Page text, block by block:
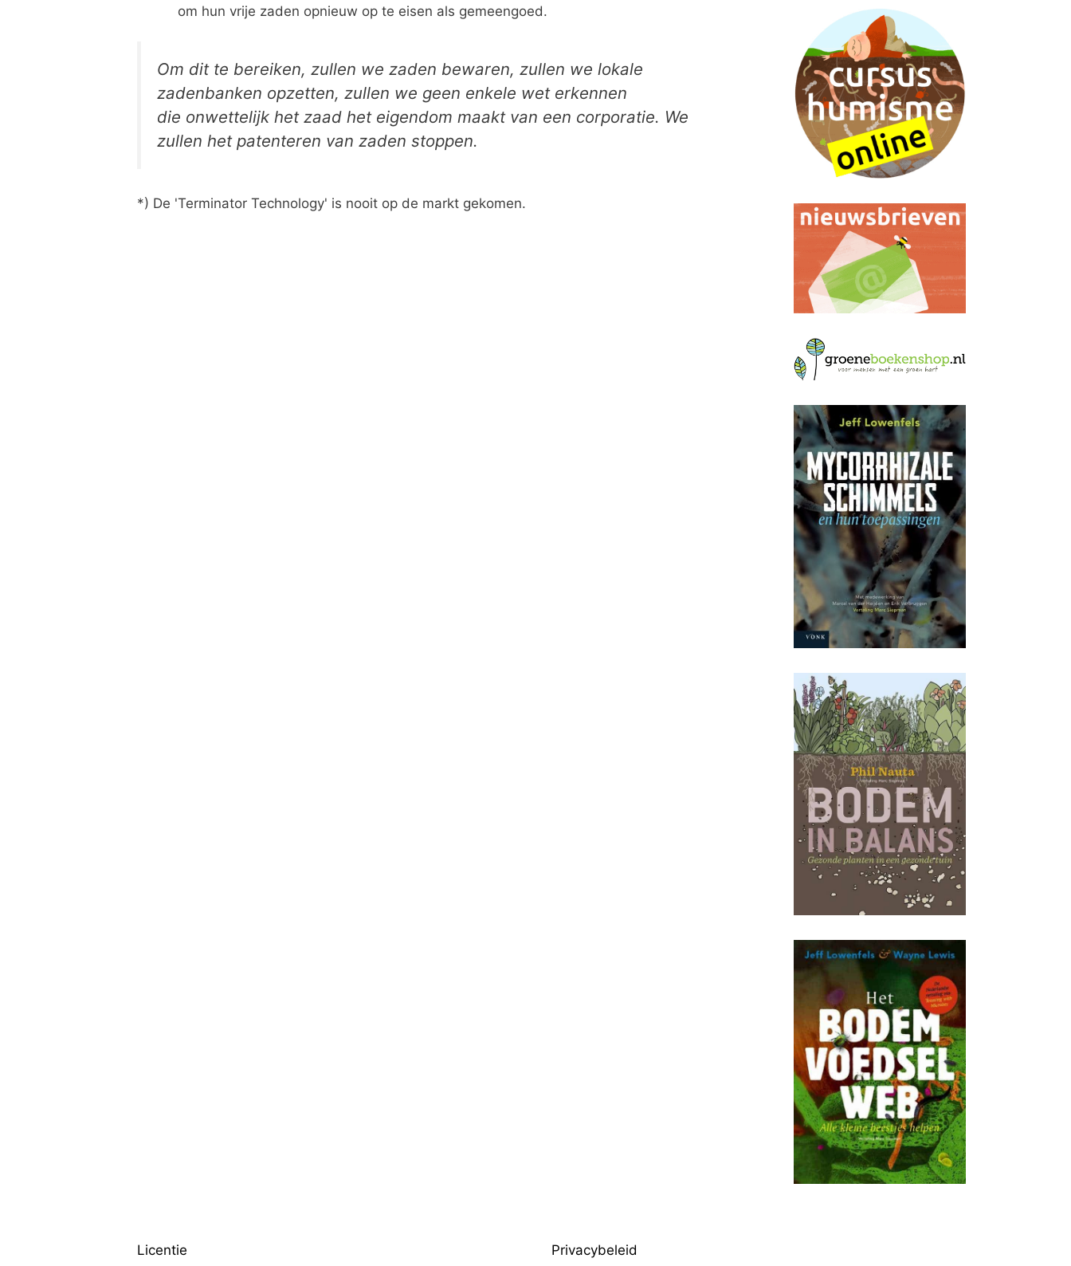
om hun vrije zaden opnieuw op te eisen als gemeengoed.
Om dit te bereiken, zullen we zaden bewaren, zullen we lokale
zadenbanken opzetten, zullen we geen enkele wet erkennen
die onwettelijk het zaad het eigendom maakt van een corporatie. We
zullen het patenteren van zaden stoppen.
*) De 'Terminator Technology' is nooit op de markt gekomen.
Licentie Privacybeleid